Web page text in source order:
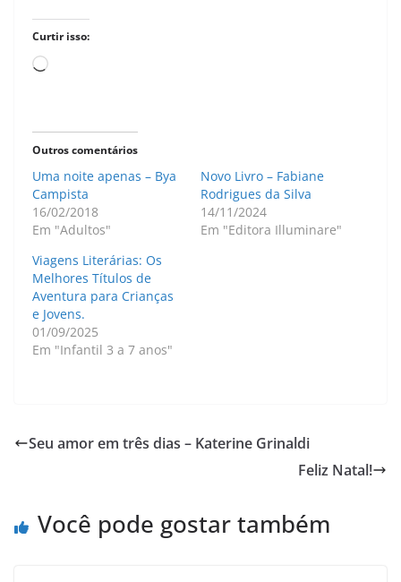
Curtir isso:
Carregando...
Outros comentários
Uma noite apenas – Bya
Campista
16/02/2018
Em "Adultos"
Novo Livro – Fabiane
Rodrigues da Silva
14/11/2024
Em "Editora Illuminare"
Viagens Literárias: Os
Melhores Títulos de
Aventura para Crianças
e Jovens.
01/09/2025
Em "Infantil 3 a 7 anos"
Seu amor em três dias – Katerine Grinaldi
Feliz Natal!
Você pode gostar também